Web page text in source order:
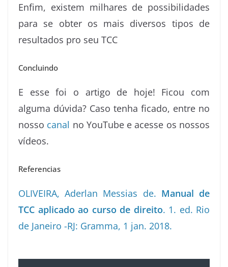
Enfim, existem milhares de possibilidades
para se obter os mais diversos tipos de
resultados pro seu TCC
Concluindo
E esse foi o artigo de hoje! Ficou com
alguma dúvida? Caso tenha ficado, entre no
nosso canal no YouTube e acesse os nossos
vídeos.
Referencias
OLIVEIRA, Aderlan Messias de. Manual de
TCC aplicado ao curso de direito. 1. ed. Rio
de Janeiro -RJ: Gramma, 1 jan. 2018.